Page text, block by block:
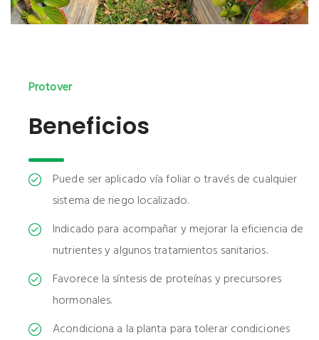
Protover
Beneficios
Puede ser aplicado vía foliar o través de cualquier
sistema de riego localizado.
Indicado para acompañar y mejorar la eficiencia de
nutrientes y algunos tratamientos sanitarios.
Favorece la síntesis de proteínas y precursores
hormonales.
Acondiciona a la planta para tolerar condiciones